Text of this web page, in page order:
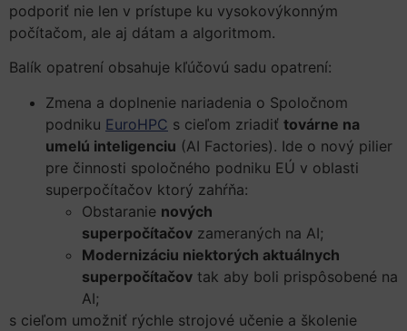
podporiť nie len v prístupe ku vysokovýkonným
počítačom, ale aj dátam a algoritmom.
Balík opatrení obsahuje kľúčovú sadu opatrení:
Zmena a doplnenie nariadenia o Spoločnom
podniku EuroHPC s cieľom zriadiť továrne na
umelú inteligenciu (AI Factories). Ide o nový pilier
pre činnosti spoločného podniku EÚ v oblasti
superpočítačov ktorý zahŕňa:
Obstaranie nových
superpočítačov zameraných na AI;
Modernizáciu niektorých aktuálnych
superpočítačov tak aby boli prispôsobené na
AI;
s cieľom umožniť rýchle strojové učenie a školenie